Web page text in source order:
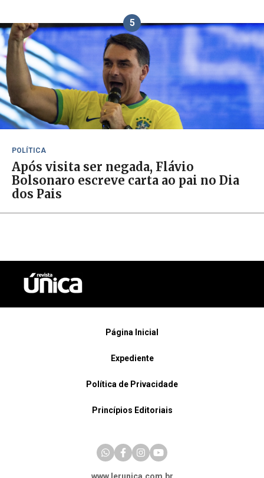
5
POLÍTICA
Após visita ser negada, Flávio
Bolsonaro escreve carta ao pai no Dia
dos Pais
Página Inicial
Expediente
Política de Privacidade
Princípios Editoriais